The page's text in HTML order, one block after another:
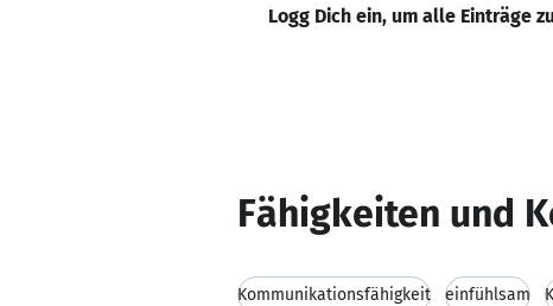
Logg Dich ein, um alle Einträge
Fähigkeiten und
Kommunikationsfähigkeit einfühlsam